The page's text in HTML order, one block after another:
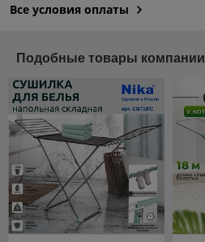
Все условия оплаты
Подобные товары компании